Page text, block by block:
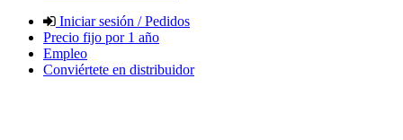
Iniciar sesión / Pedidos
Precio fijo por 1 año
Empleo
Conviértete en distribuidor